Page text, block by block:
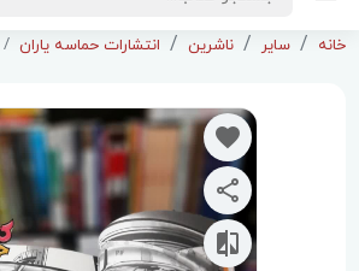
خانه سایر ناشرین انتشارات حماسه یاران